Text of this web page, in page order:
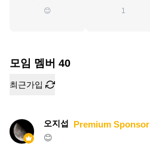
😊 1
모임 멤버 40
최근가입
오지섭 Premium Sponsor
😊